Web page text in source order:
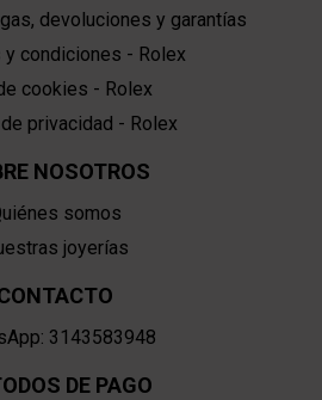
devoluciones y garantías
y condiciones - Rolex
cookies - Rolex
privacidad - Rolex
NOSOTROS
somos
joyerías
3143583948
DE PAGO